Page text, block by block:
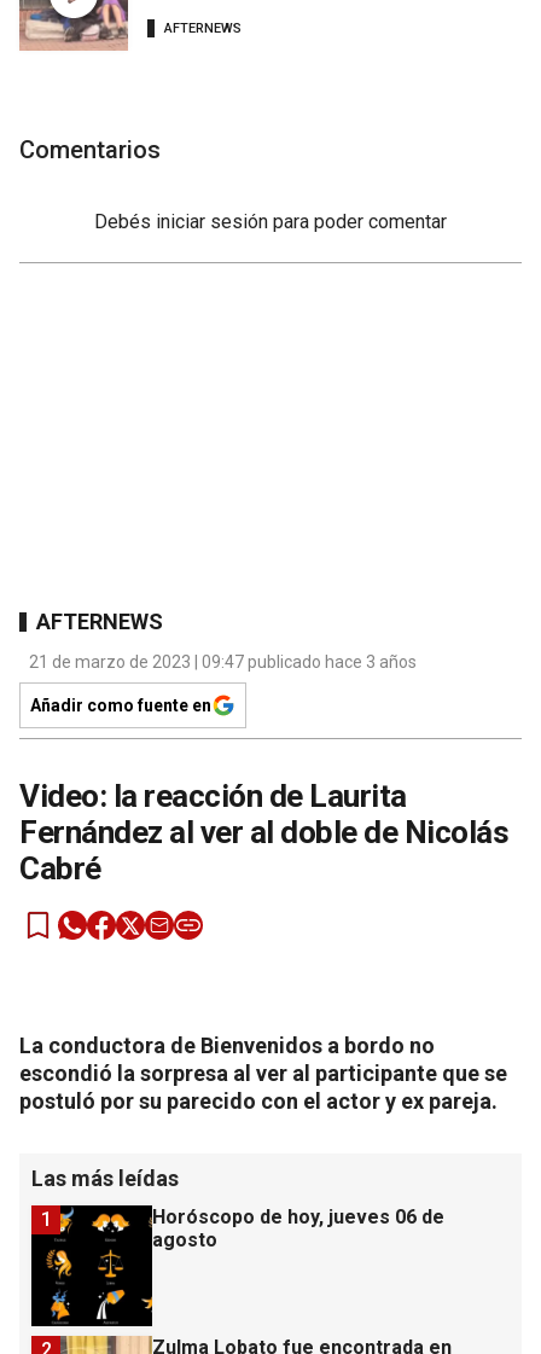
AFTERNEWS
Comentarios
Debés iniciar sesión para poder comentar
AFTERNEWS
21 de marzo de 2023 | 09:47 publicado hace 3 años
Añadir como fuente en
Video: la reacción de Laurita
Fernández al ver al doble de Nicolás
Cabré
La conductora de Bienvenidos a bordo no
escondió la sorpresa al ver al participante que se
postuló por su parecido con el actor y ex pareja.
Las más leídas
Horóscopo de hoy, jueves 06 de
agosto
1
Zulma Lobato fue encontrada en